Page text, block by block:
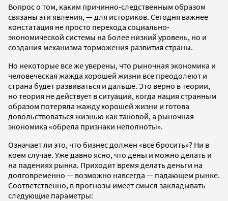
Вопрос о том, каким причинно-следственным образом
связаны эти явления, — для историков. Сегодня важнее
констатация не просто перехода социально-
экономической системы на более низкий уровень, но и
создания механизма торможения развития страны.
Но некоторые все же уверены, что рыночная экономика и
человеческая жажда хорошей жизни все преодолеют и
страна будет развиваться и дальше. Это верно в теории,
но теория не действует в ситуации, когда нация странным
образом потеряла жажду хорошей жизни и готова
довольствоваться жизнью как таковой, а рыночная
экономика «обрела признаки неполноты».
Означает ли это, что бизнес должен «все бросить»? Ни в
коем случае. Уже давно ясно, что деньги можно делать и
на падениях рынка. Приходит время делать деньги на
долговременно — возможно навсегда — падающем рынке.
Соответственно, в прогнозы имеет смысл закладывать
следующие параметры: